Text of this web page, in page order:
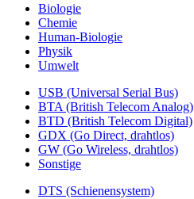
Biologie
Chemie
Human-Biologie
Physik
Umwelt
USB (Universal Serial Bus)
BTA (British Telecom Analog)
BTD (British Telecom Digital)
GDX (Go Direct, drahtlos)
GW (Go Wireless, drahtlos)
Sonstige
DTS (Schienensystem)